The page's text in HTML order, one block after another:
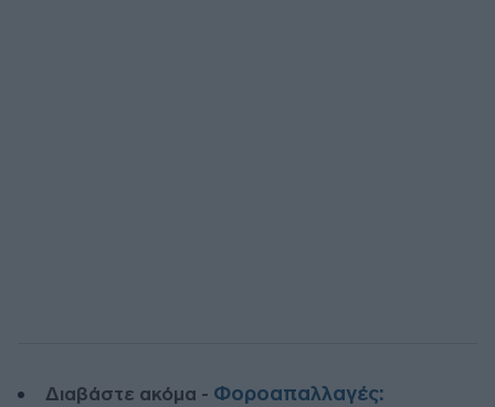
Διαβάστε ακόμα - Φοροαπαλλαγές: